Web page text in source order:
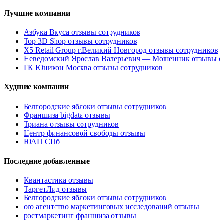
Лучшие компании
Азбука Вкуса отзывы сотрудников
Top 3D Shop отзывы сотрудников
X5 Retail Group г.Великий Новгород отзывы сотрудников
Неведомский Ярослав Валерьевич — Мошенник отзывы
ГК Юникон Москва отзывы сотрудников
Худшие компании
Белгородские яблоки отзывы сотрудников
Франшиза bigdata отзывы
Триана отзывы сотрудников
Центр финансовой свободы отзывы
ЮАП СПб
Последние добавленные
Квантастика отзывы
ТаргетЛид отзывы
Белгородские яблоки отзывы сотрудников
oro агентство маркетинговых исследований отзывы
ростмаркетинг франшиза отзывы